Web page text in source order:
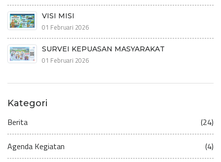
VISI MISI
01 Februari 2026
SURVEI KEPUASAN MASYARAKAT
01 Februari 2026
Kategori
Berita (24)
Agenda Kegiatan (4)